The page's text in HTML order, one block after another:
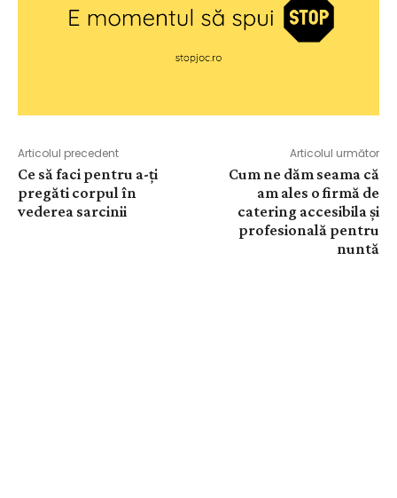
Articolul precedent
Ce să faci pentru a-ți
pregăti corpul în
vederea sarcinii
Articolul următor
Cum ne dăm seama că
am ales o firmă de
catering accesibila și
profesională pentru
nuntă